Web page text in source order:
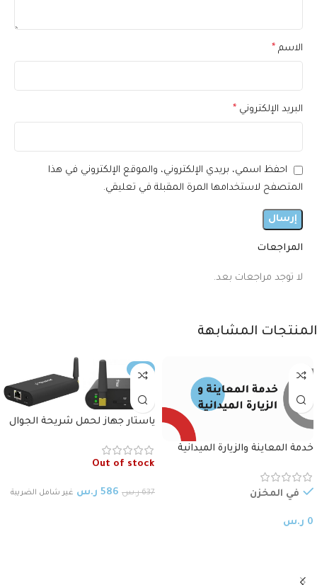
المراجعات
لا توجد مراجعات بعد.
الاسم *
البريد الإلكتروني *
احفظ اسمي، بريدي الإلكتروني، والموقع الإلكتروني في هذا
المتصفح لاستخدامها المرة المقبلة في تعليقي.
المنتجات المشابهة
خدمة المعاينة والزيارة الميدانية
في المخزن
0 ر.س
-8%
ياستار جهاز لحمل شريحة الجوال
GSM Giga Port Gateway
Out of stock
637 ر.س 586 ر.س غير شامل الضريبة